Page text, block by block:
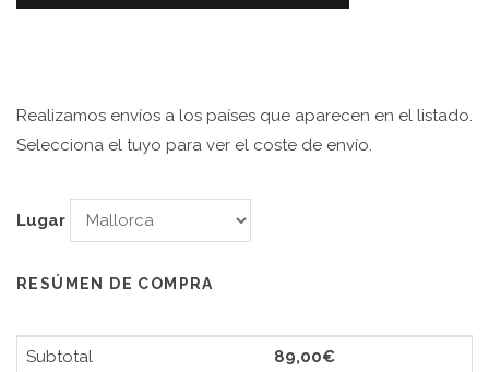
Realizamos envíos a los países que aparecen en el listado.
Selecciona el tuyo para ver el coste de envío.
Lugar
RESÚMEN DE COMPRA
Subtotal 89,00€